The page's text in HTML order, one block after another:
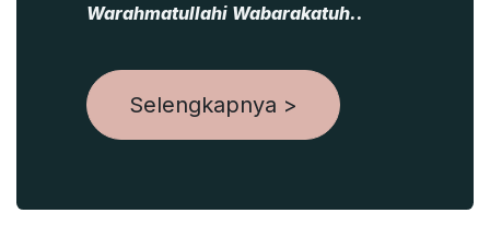
Warahmatullahi Wabarakatuh..
Selengkapnya >